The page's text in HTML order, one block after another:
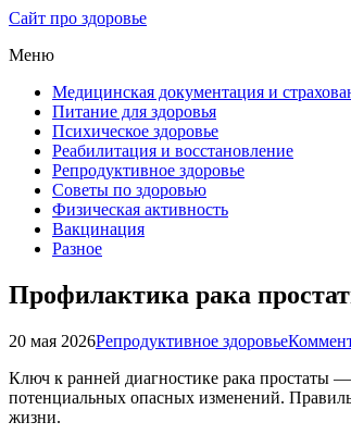
Сайт про здоровье
Меню
Медицинская документация и
Питание для здоровья
Психическое здоровье
Реабилитация и восстановление
Репродуктивное здоровье
Советы по здоровью
Физическая активность
Вакцинация
Разное
Профилактика рака
20 мая 2026Репродуктивное здоровье
Ключ к ранней диагностике рака простаты
потенциальных опасных изменений.
жизни.